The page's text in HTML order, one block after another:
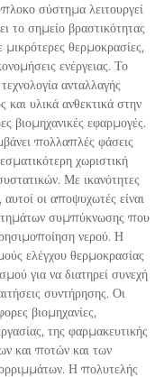
σύστημα λειτουργεί
το σημείο βραστικότητας
θερμοκρασίες,
ενέργειας. Το
ανταλλαγής
και υλικά ανθεκτικά στην
βιομηχανικές εφαρμογές.
πολλαπλές φάσεις
χωριστική
Με ικανότητες
οι αποψυχωτές είναι
συμπύκνωσης που
νερού. Η
ελέγχου θερμοκρασίας
για να διατηρεί συνεχή
συντήρησης. Οι
βιομηχανίες,
της φαρμακευτικής
και ποτών και των
Η πολυτελής